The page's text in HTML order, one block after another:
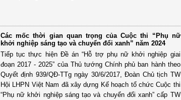
Các mốc thời gian quan trọng của Cuộc thi “Phụ nữ
khởi nghiệp sáng tạo và chuyển đổi xanh” năm 2024
Tiếp tục thực hiện Đề án “Hỗ trợ phụ nữ khởi nghiệp giai
đoạn 2017 - 2025” của Thủ tướng Chính phủ ban hành theo
Quyết định 939/QĐ-TTg ngày 30/6/2017, Đoàn Chủ tịch TW
Hội LHPN Việt Nam đã xây dựng Kế hoạch tổ chức Cuộc thi
“Phụ nữ khởi nghiệp sáng tạo và chuyển đổi xanh” cấp TW